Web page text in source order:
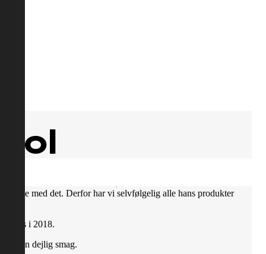
vare stærkt forankret i København. Han ville både
vilde med det. Derfor har vi selvfølgelig alle hans produkter
i 2018.
en dejlig smag.